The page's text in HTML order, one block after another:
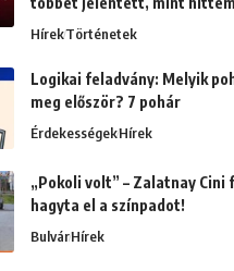
HírekTörténetek
Logikai feladvány: Melyik
meg először? 7 pohár
ÉrdekességekHírek
„Pokoli volt” – Zalatnay Cini
hagyta el a színpadot!
BulvárHírek